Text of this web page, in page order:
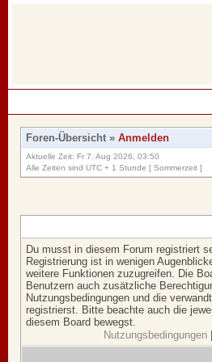
Foren-Übersicht » Anmelden
Aktuelle Zeit: Fr 7. Aug 2026, 03:50
Alle Zeiten sind UTC + 1 Stunde [ Sommerzeit ]
Du musst in diesem Forum registriert
Registrierung ist in wenigen
weitere Funktionen zuzugreifen. Die
Benutzern auch zusätzliche
Nutzungsbedingungen und die
registrierst. Bitte beachte auch die
diesem Board bewegst.
Nutzungsbedingungen